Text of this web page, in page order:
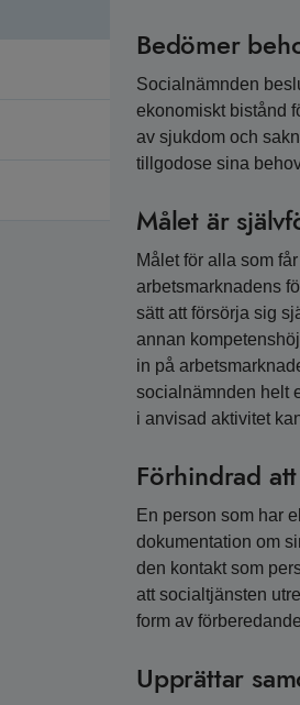
Bedömer
Socialnämnden
ekonomiskt bistånd
av sjukdom och
tillgodose sina
Målet är
Målet för alla som
arbetsmarknadens
sätt att försörja sig
annan
in på
socialnämnden helt
i anvisad aktivitet
Förhindrad
En person som har
dokumentation om
den kontakt som
att socialtjänsten
form av
Upprättar